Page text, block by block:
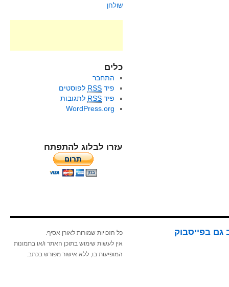
שולחן
כלים
התחבר
פיד RSS לפוסטים
פיד RSS לתגובות
WordPress.org
עזרו לבלוג להתפתח
גם בפייסבוק
כל הזכויות שמורות לאורן אסיף.
אין לעשות שימוש בתוכן האתר ו/או בתמונות
המופיעות בו, ללא אישור מפורש בכתב.